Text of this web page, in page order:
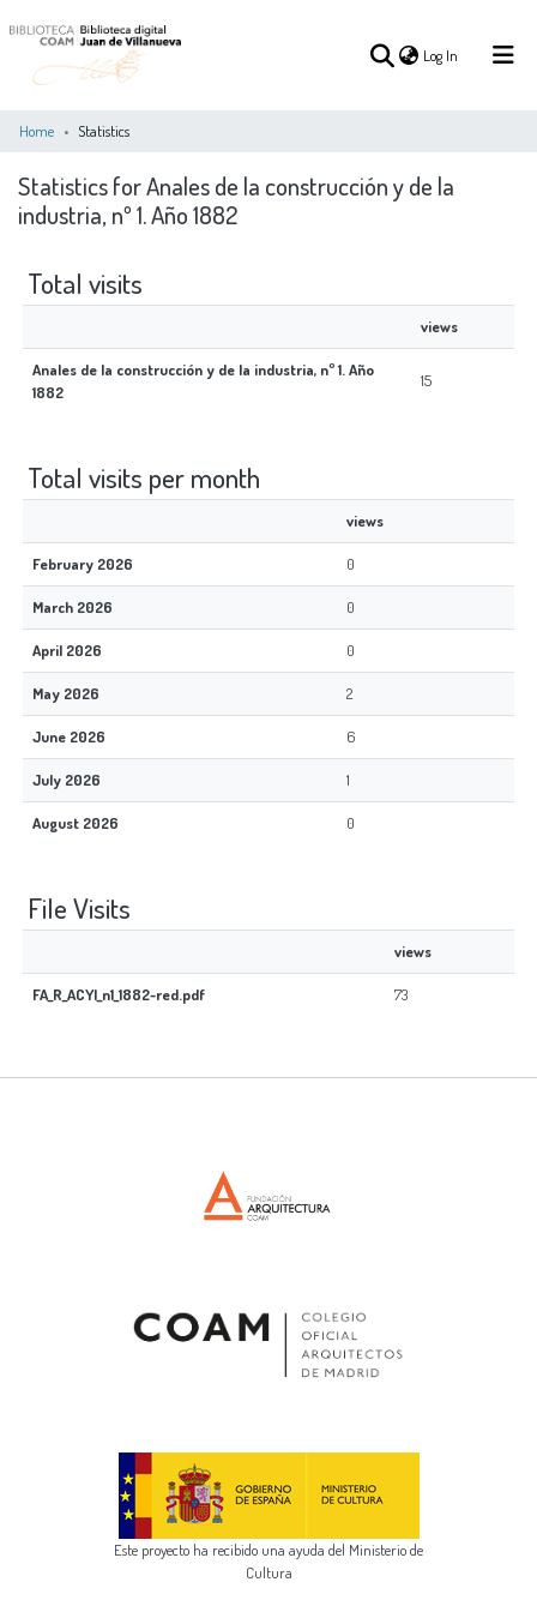
Log In (current)
Log In
COLLECTIONS
Home Statistics
Statistics for Anales de la construcción y de la
industria, nº 1. Año 1882
Total visits
views
Anales de la construcción y de la industria, nº 1. Año
1882
15
Total visits per month
views
February 2026 0
March 2026 0
April 2026 0
May 2026 2
June 2026 6
July 2026 1
August 2026 0
File Visits
views
FA_R_ACYl_n1_1882-red.pdf 73
Este proyecto ha recibido una ayuda del Ministerio de
Cultura